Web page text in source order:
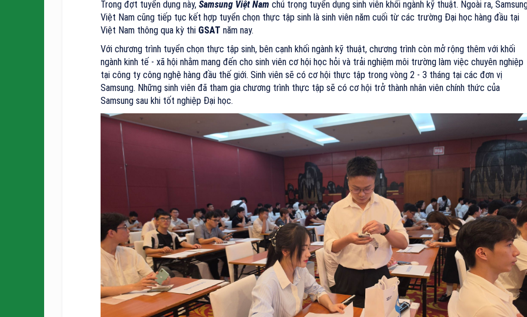
Trong đợt tuyển dụng này, Samsung Việt Nam chú trọng tuyển dụng sinh viên khối ngành kỹ thuật. Ngoài ra,
Việt Nam cũng tiếp tục kết hợp tuyển chọn thực tập sinh là sinh viên năm cuối từ các trường Đại học hàng đầu tại
Việt Nam thông qua kỳ thi GSAT năm nay.
Với chương trình tuyển chọn thực tập sinh, bên cạnh khối ngành kỹ thuật, chương trình còn mở rộng thêm với khối
ngành kinh tế - xã hội nhằm mang đến cho sinh viên cơ hội học hỏi và trải nghiệm môi trường làm việc chuyên nghiệp
tại công ty công nghệ hàng đầu thế giới. Sinh viên sẽ có cơ hội thực tập trong vòng 2 - 3 tháng tại các đơn vị
Samsung. Những sinh viên đã tham gia chương trình thực tập sẽ có cơ hội trở thành nhân viên chính thức của
Samsung sau khi tốt nghiệp Đại học.